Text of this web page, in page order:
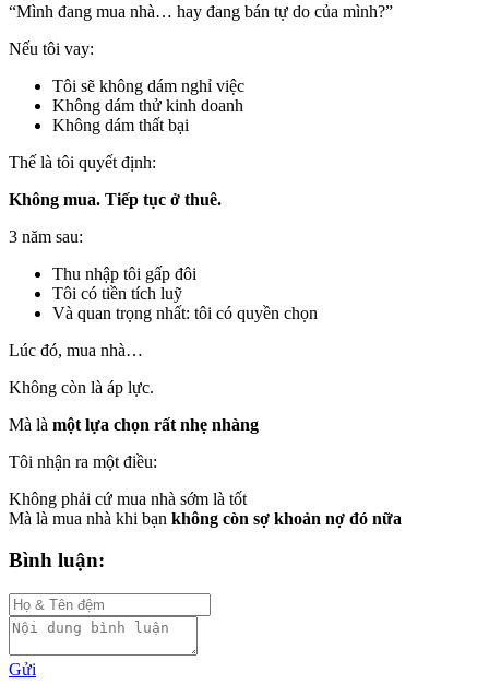
“Mình đang mua nhà… hay đang bán tự do của mình?”
Nếu tôi vay:
Tôi sẽ không dám nghỉ việc
Không dám thử kinh doanh
Không dám thất bại
Thế là tôi quyết định:
Không mua. Tiếp tục ở thuê.
3 năm sau:
Thu nhập tôi gấp đôi
Tôi có tiền tích luỹ
Và quan trọng nhất: tôi có quyền chọn
Lúc đó, mua nhà…
Không còn là áp lực.
Mà là một lựa chọn rất nhẹ nhàng
Tôi nhận ra một điều:
Không phải cứ mua nhà sớm là tốt
Mà là mua nhà khi bạn không còn sợ khoản nợ đó nữa
Bình luận:
Gửi